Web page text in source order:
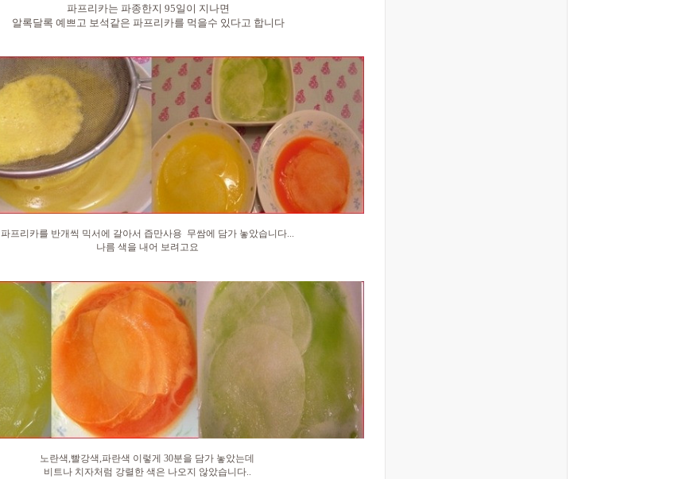
파프리카는 파종한지 95일이 지나면
알록달록 예쁘고 보석같은 파프리카를 먹을수 있다고 합니다
파프리카를 반개씩 믹서에 갈아서 즙만사용 무쌈에 담가 놓았습니다...
나름 색을 내어 보려고요
노란색,빨강색,파란색 이렇게 30분을 담가 놓았는데
비트나 치자처럼 강렬한 색은 나오지 않았습니다..